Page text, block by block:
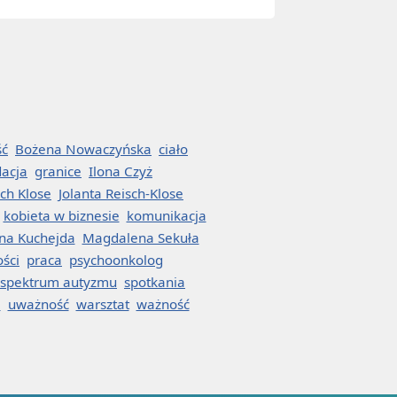
Bożena Nowaczyńska ciało
granice Ilona Czyż
Klose Jolanta Reisch-Klose
kobieta w biznesie komunikacja
Kuchejda Magdalena Sekuła
praca psychoonkolog
spektrum autyzmu spotkania
uważność warsztat ważność